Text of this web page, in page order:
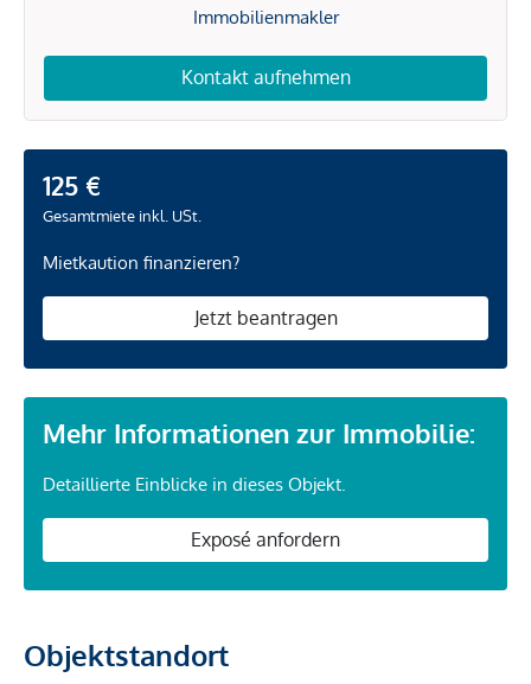
Immobilienmakler
Kontakt aufnehmen
125 €
Gesamtmiete inkl. USt.
Mietkaution finanzieren?
Jetzt beantragen
Mehr Informationen zur Immobilie:
Detaillierte Einblicke in dieses Objekt.
Exposé anfordern
Objektstandort